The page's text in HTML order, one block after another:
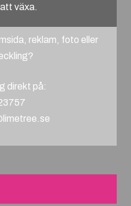
växa.
reklam, foto eller
direkt på: